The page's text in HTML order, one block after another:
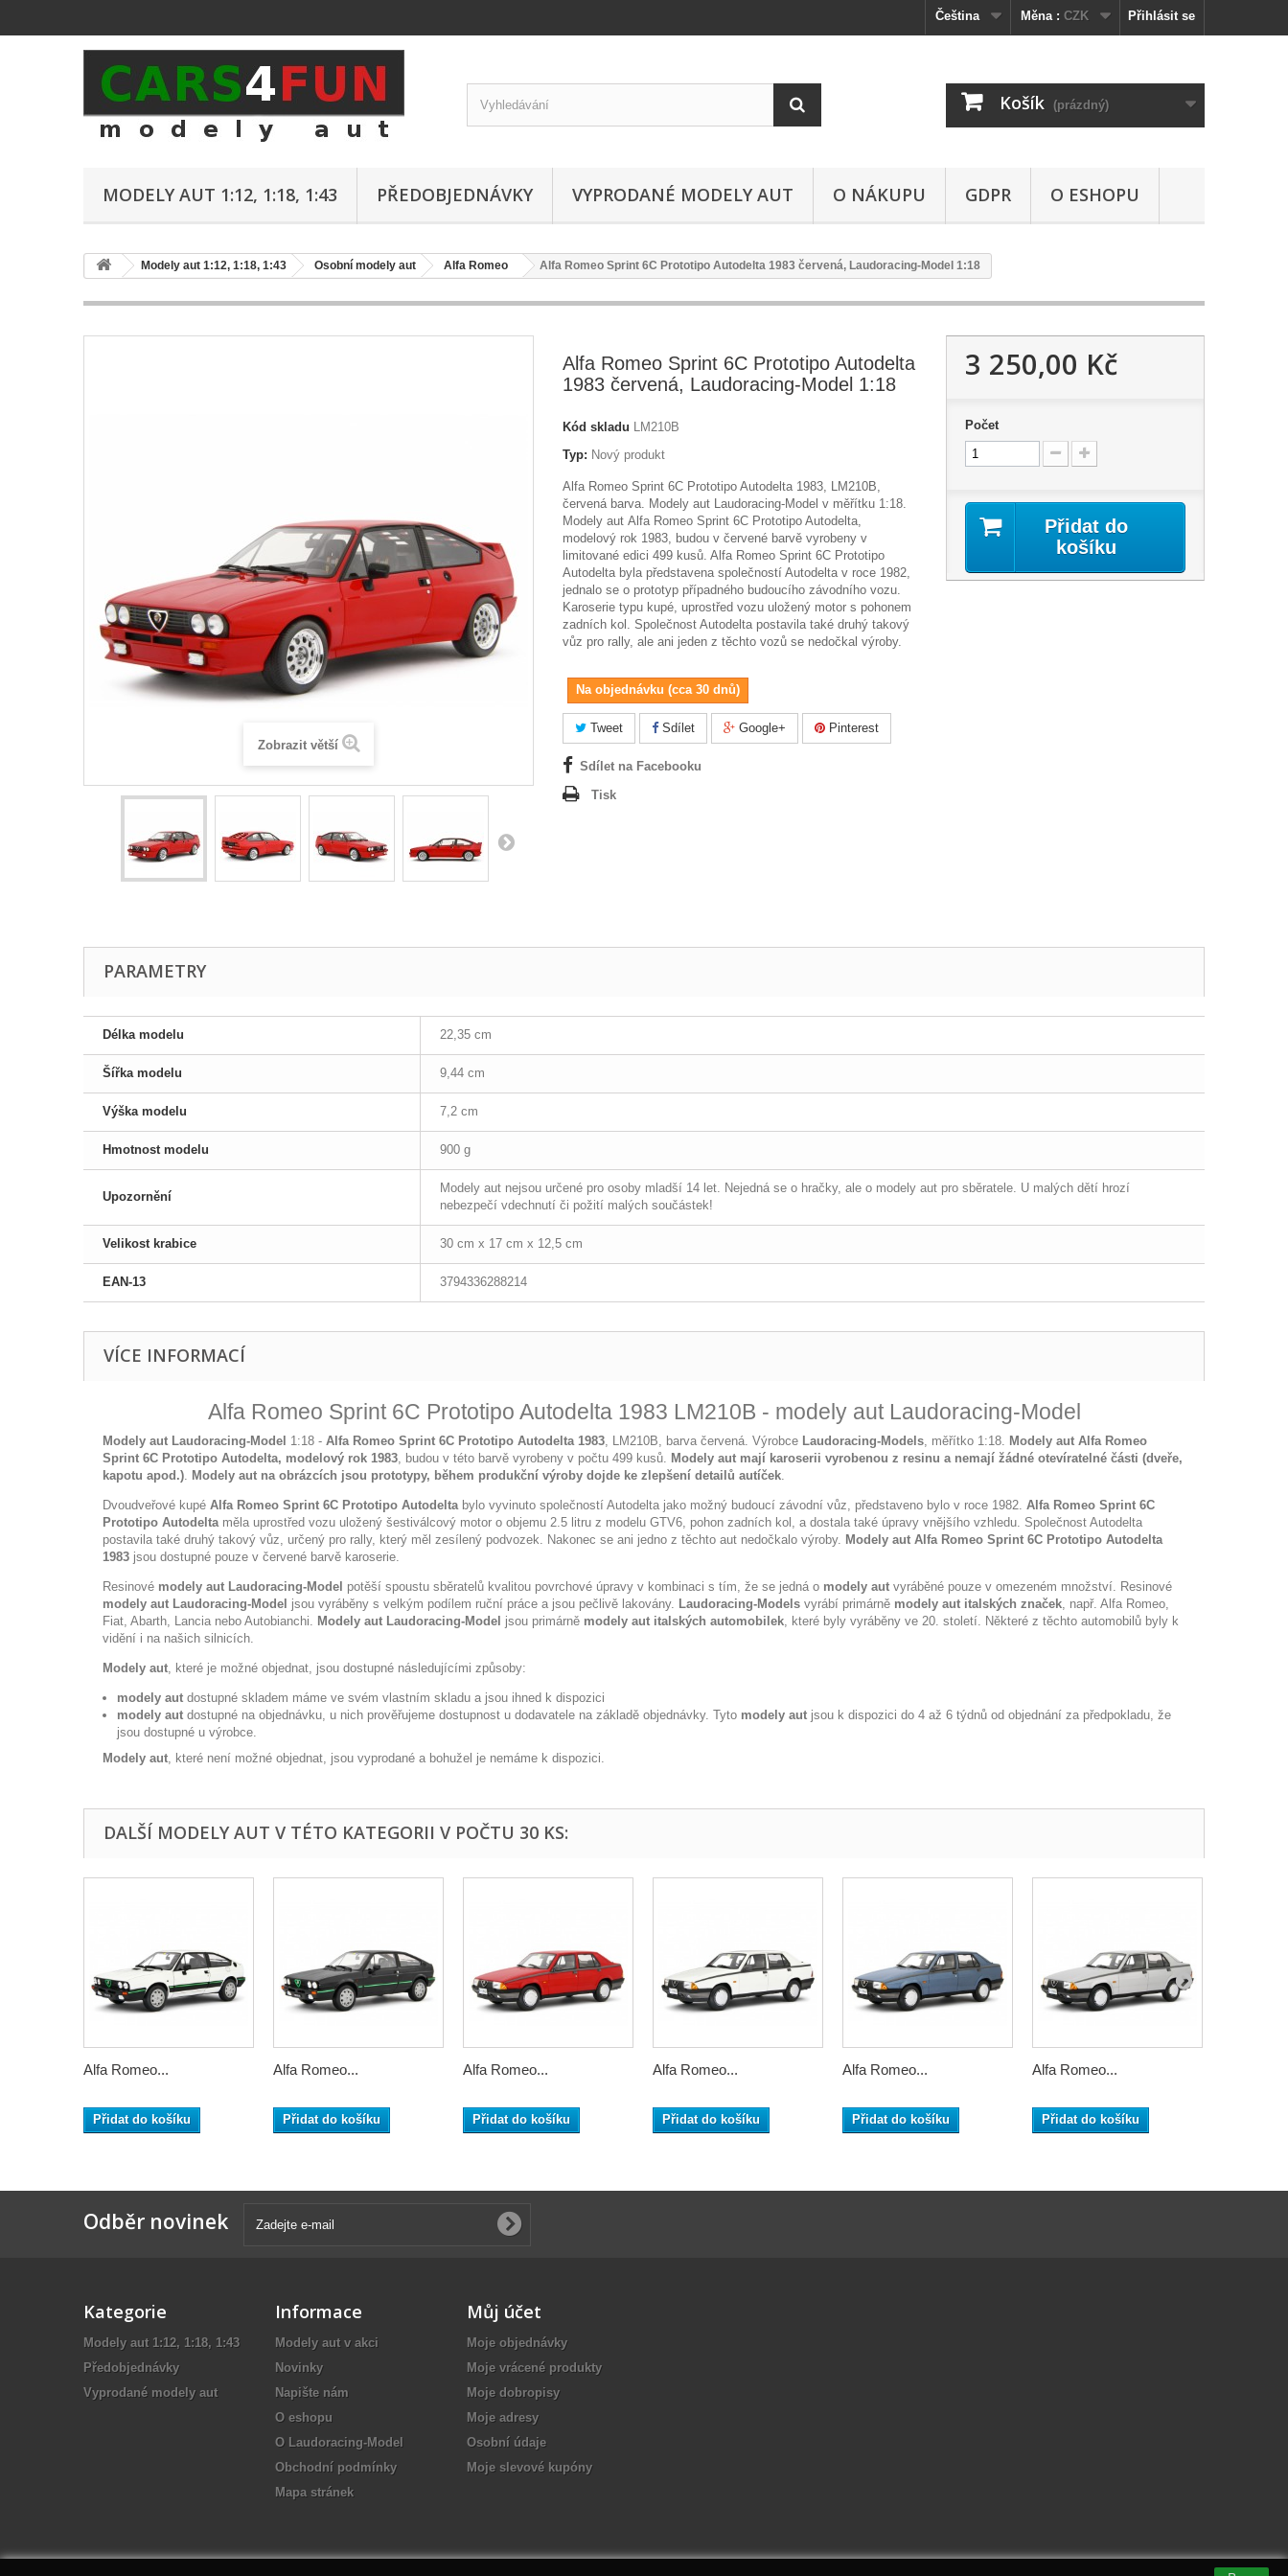
Přihlásit se
Měna : CZK
Čeština
Košík (prázdný)
MODELY AUT 1:12, 1:18, 1:43 PŘEDOBJEDNÁVKY VYPRODANÉ MODELY AUT O NÁKUPU GDPR O ESHOPU
Modely aut 1:12, 1:18, 1:43 Osobní modely aut Alfa Romeo Alfa Romeo Sprint 6C Prototipo Autodelta 1983 červená, Laudoracing-Model 1:18
Zobrazit větší
Alfa Romeo Sprint 6C Prototipo Autodelta
1983 červená, Laudoracing-Model 1:18
Kód skladu LM210B
Typ: Nový produkt
Alfa Romeo Sprint 6C Prototipo Autodelta 1983, LM210B,
červená barva. Modely aut Laudoracing-Model v měřítku 1:18.
Modely aut Alfa Romeo Sprint 6C Prototipo Autodelta,
modelový rok 1983, budou v červené barvě vyrobeny v
limitované edici 499 kusů. Alfa Romeo Sprint 6C Prototipo
Autodelta byla představena společností Autodelta v roce 1982,
jednalo se o prototyp případného budoucího závodního vozu.
Karoserie typu kupé, uprostřed vozu uložený motor s pohonem
zadních kol. Společnost Autodelta postavila také druhý takový
vůz pro rally, ale ani jeden z těchto vozů se nedočkal výroby.
Na objednávku (cca 30 dnů)
Tweet Sdílet Google+ Pinterest
Sdílet na Facebooku
Tisk
3 250,00 Kč
Počet
Přidat do
košíku
PARAMETRY
Délka modelu 22,35 cm
Šířka modelu 9,44 cm
Výška modelu 7,2 cm
Hmotnost modelu 900 g
Upozornění
Modely aut nejsou určené pro osoby mladší 14 let. Nejedná se o hračky, ale o modely aut pro sběratele. U malých dětí hrozí
nebezpečí vdechnutí či požití malých součástek!
Velikost krabice 30 cm x 17 cm x 12,5 cm
EAN-13 3794336288214
VÍCE INFORMACÍ
Alfa Romeo Sprint 6C Prototipo Autodelta 1983 LM210B - modely aut Laudoracing-Model
Modely aut Laudoracing-Model 1:18 - Alfa Romeo Sprint 6C Prototipo Autodelta 1983, LM210B, barva červená. Výrobce Laudoracing-Models, měřítko 1:18. Modely aut Alfa Romeo
Sprint 6C Prototipo Autodelta, modelový rok 1983, budou v této barvě vyrobeny v počtu 499 kusů. Modely aut mají karoserii vyrobenou z resinu a nemají žádné otevíratelné části (dveře,
kapotu apod.). Modely aut na obrázcích jsou prototypy, během produkční výroby dojde ke zlepšení detailů autíček.
Dvoudveřové kupé Alfa Romeo Sprint 6C Prototipo Autodeltabylo vyvinuto společností Autodelta jako možný budoucí závodní vůz, představeno bylo v roce 1982. Alfa Romeo Sprint 6C
Prototipo Autodeltaměla uprostřed vozu uložený šestiválcový motor o objemu 2.5 litru z modelu GTV6, pohon zadních kol, a dostala také úpravy vnějšího vzhledu. Společnost Autodelta
postavila také druhý takový vůz, určený pro rally, který měl zesílený podvozek. Nakonec se ani jedno z těchto aut nedočkalo výroby. Modely aut Alfa Romeo Sprint 6C Prototipo Autodelta
1983 jsou dostupné pouze v červené barvě karoserie.
Resinové modely aut Laudoracing-Model potěší spoustu sběratelů kvalitou povrchové úpravy v kombinaci s tím, že se jedná o modely aut vyráběné pouze v omezeném množství. Resinové
modely aut Laudoracing-Model jsou vyráběny s velkým podílem ruční práce a jsou pečlivě lakovány. Laudoracing-Models vyrábí primárně modely aut italských značek, např. Alfa Romeo,
Fiat, Abarth, Lancia nebo Autobianchi. Modely aut Laudoracing-Model jsou primárně modely aut italských automobilek, které byly vyráběny ve 20. století. Některé z těchto automobilů byly k
vidění i na našich silnicích.
Modely aut, které je možné objednat, jsou dostupné následujícími způsoby:
modely aut dostupné skladem máme ve svém vlastním skladu a jsou ihned k dispozici
modely aut dostupné na objednávku, u nich prověřujeme dostupnost u dodavatele na základě objednávky. Tyto modely aut jsou k dispozici do 4 až 6 týdnů od objednání za předpokladu, že
jsou dostupné u výrobce.
Modely aut, které není možné objednat, jsou vyprodané a bohužel je nemáme k dispozici.
DALŠÍ MODELY AUT V TÉTO KATEGORII V POČTU 30 KS:
Alfa Romeo...
Přidat do košíku
Alfa Romeo...
Přidat do košíku
Alfa Romeo...
Přidat do košíku
Alfa Romeo...
Přidat do košíku
Alfa Romeo...
Přidat do košíku
Alfa Romeo...
Přidat do košíku
Odběr novinek
Kategorie
Modely aut 1:12, 1:18, 1:43
Předobjednávky
Vyprodané modely aut
Informace
Modely aut v akci
Novinky
Napište nám
O eshopu
O Laudoracing-Model
Obchodní podmínky
Mapa stránek
Můj účet
Moje objednávky
Moje vrácené produkty
Moje dobropisy
Moje adresy
Osobní údaje
Moje slevové kupóny